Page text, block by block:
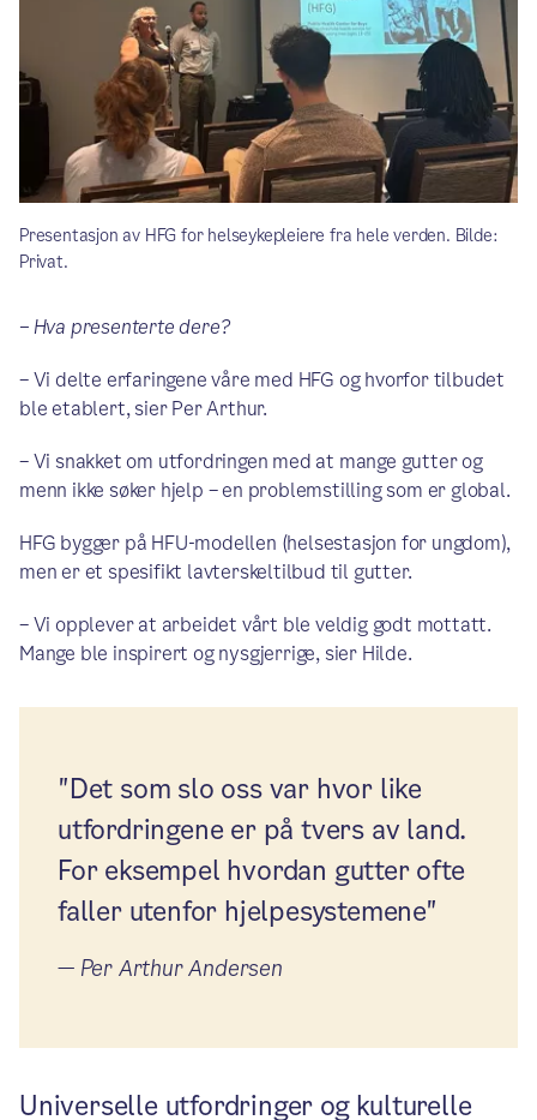
Presentasjon av HFG for helseykepleiere fra hele verden. Bilde:
Privat.
– Hva presenterte dere?
– Vi delte erfaringene våre med HFG og hvorfor tilbudet
ble etablert, sier Per Arthur.
– Vi snakket om utfordringen med at mange gutter og
menn ikke søker hjelp – en problemstilling som er global.
HFG bygger på HFU-modellen (helsestasjon for ungdom),
men er et spesifikt lavterskeltilbud til gutter.
– Vi opplever at arbeidet vårt ble veldig godt mottatt.
Mange ble inspirert og nysgjerrige, sier Hilde.
"Det som slo oss var hvor like
utfordringene er på tvers av land.
For eksempel hvordan gutter ofte
faller utenfor hjelpesystemene"
— Per Arthur Andersen
Universelle utfordringer og kulturelle